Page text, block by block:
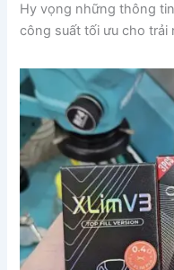
Hy vọng những thông
công suất tối ưu cho trải